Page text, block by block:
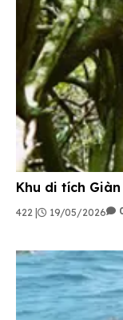
Khu di tích
422 | 19/05/2026